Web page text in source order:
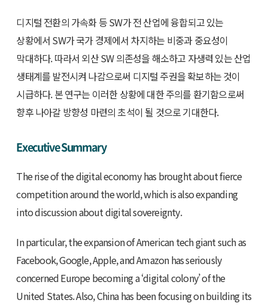
디지털 전환의 가속화 등 SW가 전 산업에 융합되고 있는
상황에서 SW가 국가 경제에서 차지하는 비중과 중요성이
막대하다. 따라서 외산 SW 의존성을 해소하고 자생력 있는 산업
생태계를 발전시켜 나감으로써 디지털 주권을 확보하는 것이
시급하다. 본 연구는 이러한 상황에 대한 주의를 환기함으로써
향후 나아갈 방향성 마련의 초석이 될 것으로 기대한다.
Executive Summary
The rise of the digital economy has brought about fierce
competition around the world, which is also expanding
into discussion about digital sovereignty.
In particular, the expansion of American tech giant such as
Facebook, Google, Apple, and Amazon has seriously
concerned Europe becoming a ‘digital colony’ of the
United States. Also, China has been focusing on building its